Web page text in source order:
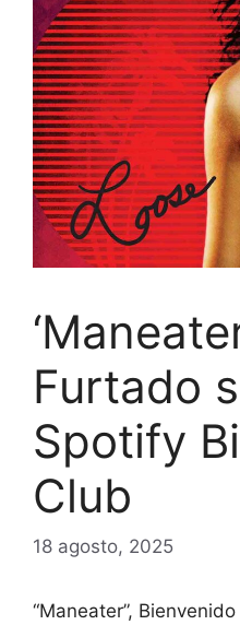
Furtado
Spotify
Club
18 agosto, 2025
“Maneater”,